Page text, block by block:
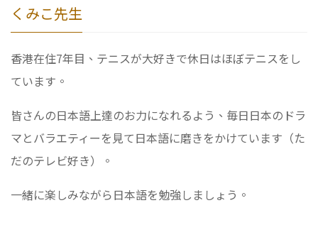
くみこ先生
香港在住7年目、テニスが大好きで休日はほぼテニスをし
ています。
皆さんの日本語上達のお力になれるよう、毎日日本のドラ
マとバラエティーを見て日本語に磨きをかけています（た
だのテレビ好き）。
一緒に楽しみながら日本語を勉強しましょう。